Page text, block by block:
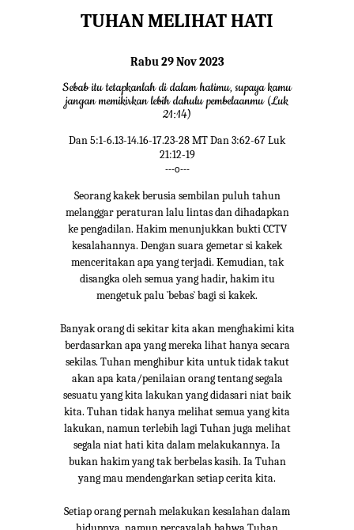
TUHAN MELIHAT HATI
Rabu 29 Nov 2023
Sebab itu tetapkanlah di dalam hatimu, supaya kamu
jangan memikirkan lebih dahulu pembelaanmu (Luk
21:14)
Dan 5:1-6.13-14.16-17.23-28 MT Dan 3:62-67 Luk
21:12-19
---o---
Seorang kakek berusia sembilan puluh tahun
melanggar peraturan lalu lintas dan dihadapkan
ke pengadilan. Hakim menunjukkan bukti CCTV
kesalahannya. Dengan suara gemetar si kakek
menceritakan apa yang terjadi. Kemudian, tak
disangka oleh semua yang hadir, hakim itu
mengetuk palu `bebas` bagi si kakek.
Banyak orang di sekitar kita akan menghakimi kita
berdasarkan apa yang mereka lihat hanya secara
sekilas. Tuhan menghibur kita untuk tidak takut
akan apa kata/penilaian orang tentang segala
sesuatu yang kita lakukan yang didasari niat baik
kita. Tuhan tidak hanya melihat semua yang kita
lakukan, namun terlebih lagi Tuhan juga melihat
segala niat hati kita dalam melakukannya. Ia
bukan hakim yang tak berbelas kasih. Ia Tuhan
yang mau mendengarkan setiap cerita kita.
Setiap orang pernah melakukan kesalahan dalam